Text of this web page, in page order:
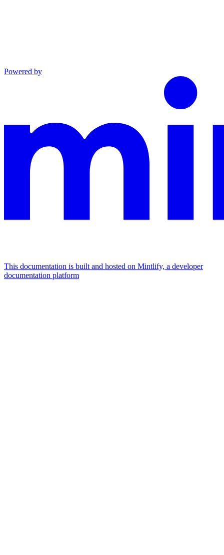
Powered by
This documentation is built and hosted on Mintlify, a developer
documentation platform